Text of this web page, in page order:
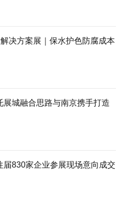
公司
司
决方案展｜保水护色防腐成本
城融合思路与南京携手打造
830家企业参展现场意向成交